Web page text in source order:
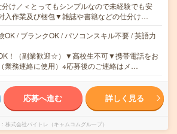
け／＜とってもシンプルなので未経験でも安
入作業及び梱包▼雑誌や書籍などの仕分け…
OK / ブランクOK / パソコンスキル不要 / 英語力
！（副業歓迎☆）▼高校生不可▼携帯電話をお
業務連絡に使用）※応募後のご連絡はメ…
応募へ進む 詳しく見る
株式会社バイトレ（キャムコムグループ）